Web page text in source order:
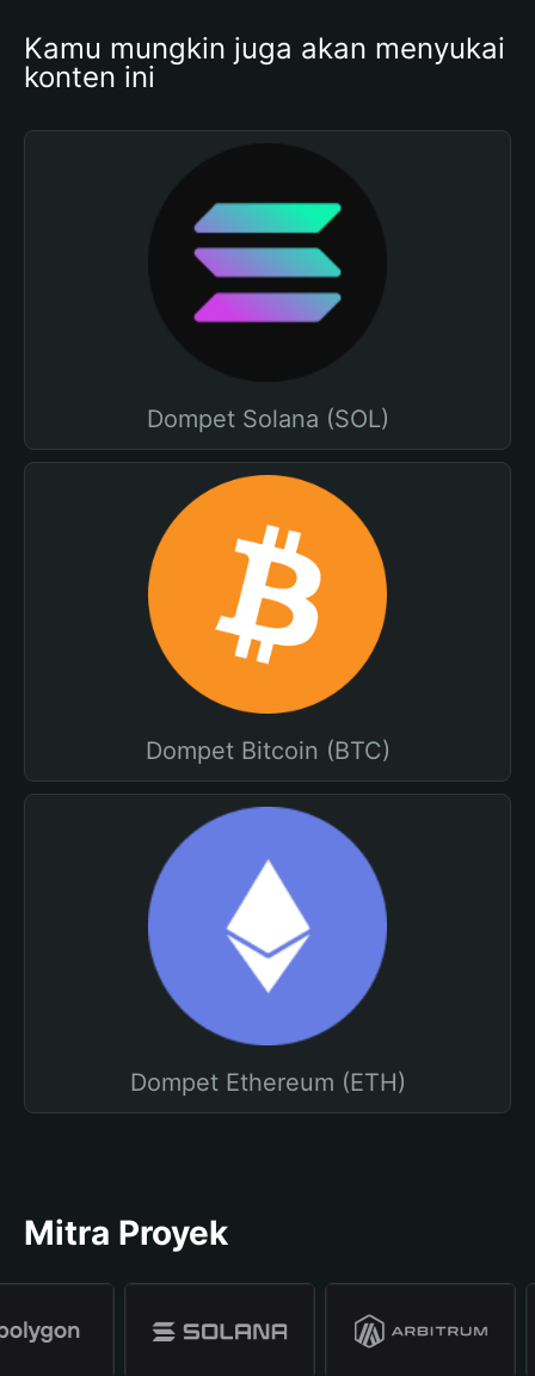
Kamu mungkin juga akan menyukai
konten ini
Dompet Solana (SOL)
Dompet Bitcoin (BTC)
Dompet Ethereum (ETH)
Mitra Proyek